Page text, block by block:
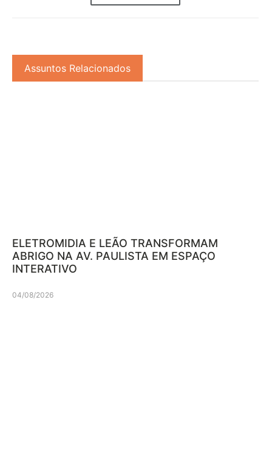
Assuntos Relacionados
ELETROMIDIA E LEÃO TRANSFORMAM
ABRIGO NA AV. PAULISTA EM ESPAÇO
INTERATIVO
04/08/2026